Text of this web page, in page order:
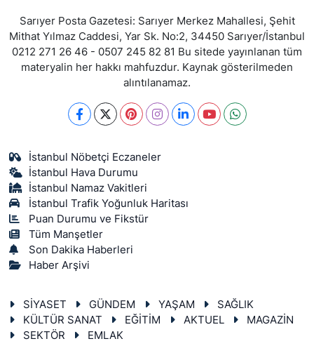
Sarıyer Posta Gazetesi: Sarıyer Merkez Mahallesi, Şehit
Mithat Yılmaz Caddesi, Yar Sk. No:2, 34450 Sarıyer/İstanbul
0212 271 26 46 - 0507 245 82 81 Bu sitede yayınlanan tüm
materyalin her hakkı mahfuzdur. Kaynak gösterilmeden
alıntılanamaz.
İstanbul Nöbetçi Eczaneler
İstanbul Hava Durumu
İstanbul Namaz Vakitleri
İstanbul Trafik Yoğunluk Haritası
Puan Durumu ve Fikstür
Tüm Manşetler
Son Dakika Haberleri
Haber Arşivi
SİYASET GÜNDEM YAŞAM
SAĞLIK
KÜLTÜR SANAT
EĞİTİM AKTUEL
MAGAZİN
SEKTÖR
EMLAK